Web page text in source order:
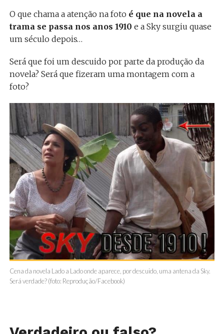
O que chama a atenção na foto é que na novela a
trama se passa nos anos 1910 e a Sky surgiu quase
um século depois…
Será que foi um descuido por parte da produção da
novela? Será que fizeram uma montagem com a
foto?
Cena da novela Lado a Lado onde aparece, por descuido, uma antena da Sky.
Será verdade? (foto: Reprodução/Facebook)